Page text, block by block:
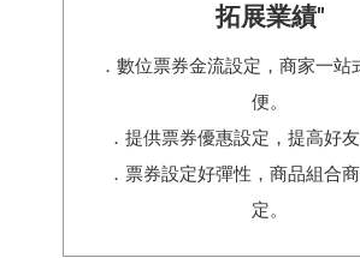
拓展業績"
．數位票券金流設定，商家一站
便。
．提供票券優惠設定，提高好友
．票券設定好彈性，商品組合
定。